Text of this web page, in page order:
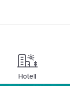
Hotell